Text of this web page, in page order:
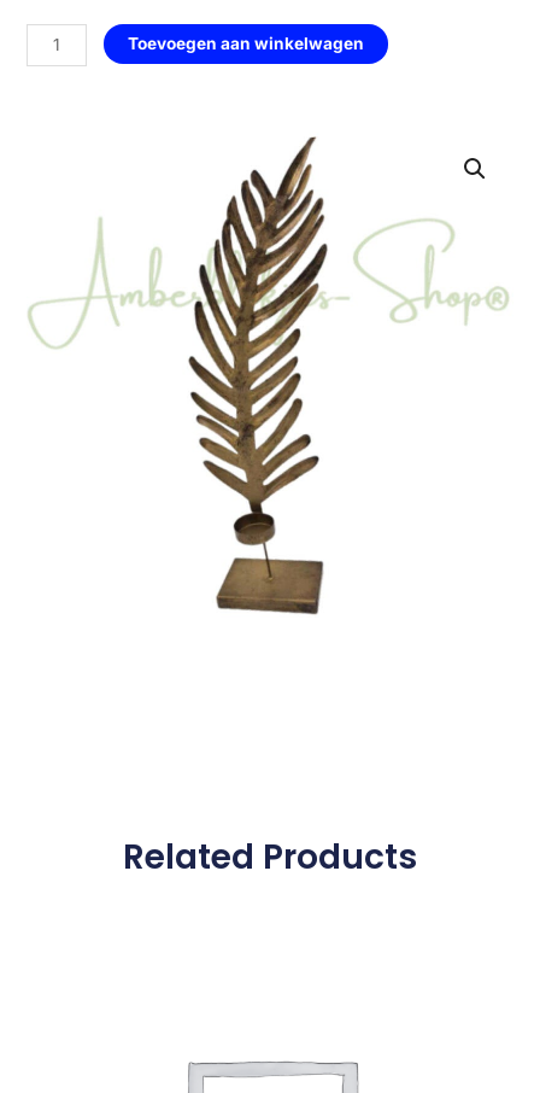
Toevoegen aan winkelwagen
Related Products